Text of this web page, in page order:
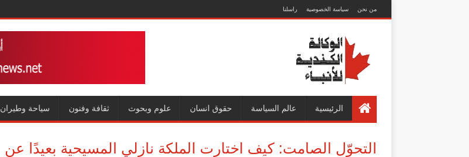
من نحن سياسة الخصوصية راسلنا
الرئيسية عالم السياسة حقوق انسان علوم وبحوث ثقافة وفنون سياحة وطيران
التحوّل الصامت: كيف اختارت الملكة نازلي المسيحية بعيدًا عن